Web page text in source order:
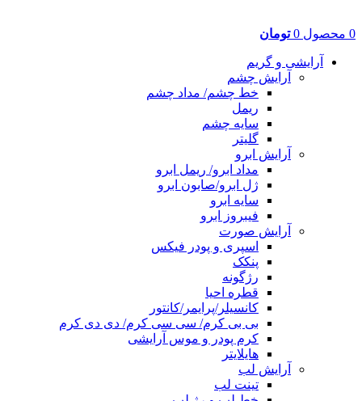
0 محصول 0 تومان
آرایشی و گریم
آرایش چشم
خط چشم/ مداد چشم
ریمل
سایه چشم
گلیتر
آرایش ابرو
مداد ابرو/ ریمل ابرو
ژل ابرو/صابون ابرو
سایه ابرو
فیبروز ابرو
آرایش صورت
اسپری و پودر فیکس
پنکک
رژگونه
قطره احیا
کانسیلر/پرایمر/کانتور
بی بی کرم/ سی سی کرم/ دی دی کرم
کرم پودر و موس آرایشی
هایلایتر
آرایش لب
تینت لب